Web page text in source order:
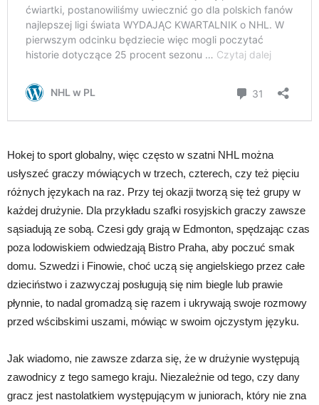
Hokej to sport globalny, więc często w szatni NHL można
usłyszeć graczy mówiących w trzech, czterech, czy też pięciu
różnych językach na raz. Przy tej okazji tworzą się też grupy w
każdej drużynie. Dla przykładu szafki rosyjskich graczy zawsze
sąsiadują ze sobą. Czesi gdy grają w Edmonton, spędzając czas
poza lodowiskiem odwiedzają Bistro Praha, aby poczuć smak
domu. Szwedzi i Finowie, choć uczą się angielskiego przez całe
dzieciństwo i zazwyczaj posługują się nim biegle lub prawie
płynnie, to nadal gromadzą się razem i ukrywają swoje rozmowy
przed wścibskimi uszami, mówiąc w swoim ojczystym języku.
Jak wiadomo, nie zawsze zdarza się, że w drużynie występują
zawodnicy z tego samego kraju. Niezależnie od tego, czy dany
gracz jest nastolatkiem występującym w juniorach, który nie zna